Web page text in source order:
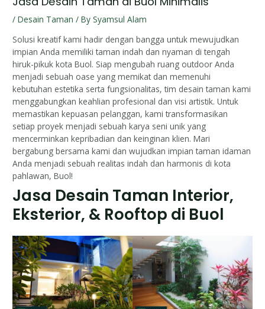
/Desain Taman / BySyamsul Alam
Solusi kreatif kami hadir dengan bangga untuk mewujudkan
impian Anda memiliki taman indah dan nyaman di tengah
hiruk-pikuk kota Buol. Siap mengubah ruang outdoor Anda
menjadi sebuah oase yang memikat dan memenuhi
kebutuhan estetika serta fungsionalitas, tim desain taman kami
menggabungkan keahlian profesional dan visi artistik. Untuk
memastikan kepuasan pelanggan, kami transformasikan
setiap proyek menjadi sebuah karya seni unik yang
mencerminkan kepribadian dan keinginan klien. Mari
bergabung bersama kami dan wujudkan impian taman idaman
Anda menjadi sebuah realitas indah dan harmonis di kota
pahlawan, Buol!
Jasa Desain Taman Interior,
Eksterior, & Rooftop di Buol